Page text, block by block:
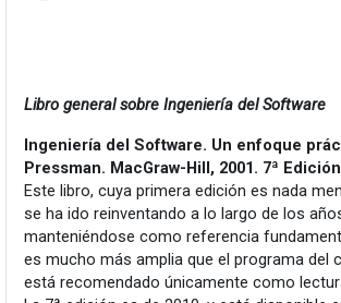
Libro general sobre Ingeniería del Software
Ingeniería del Software. Un enfoque
Pressman. MacGraw-Hill, 2001. 7ª
Este libro, cuya primera edición es nada
se ha ido reinventando a lo largo de los
manteniéndose como referencia
es mucho más amplia que el programa del
está recomendado únicamente como